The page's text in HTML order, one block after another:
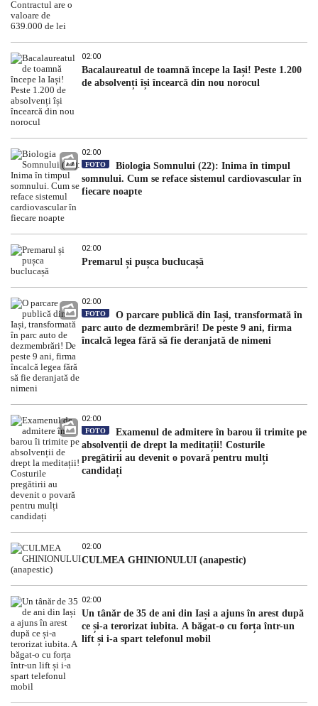
02:00
Bacalaureatul de toamnă începe la Iași! Peste 1.200
de absolvenți își încearcă din nou norocul
02:00
FOTO
Biologia Somnului (22): Inima în timpul
somnului. Cum se reface sistemul cardiovascular în
fiecare noapte
02:00
Premarul și pușca buclucașă
02:00
FOTO
O parcare publică din Iași, transformată în
parc auto de dezmembrări! De peste 9 ani, firma
încalcă legea fără să fie deranjată de nimeni
02:00
FOTO
Examenul de admitere în barou îi trimite pe
absolvenții de drept la meditații! Costurile
pregătirii au devenit o povară pentru mulți
candidați
02:00
CULMEA GHINIONULUI (anapestic)
02:00
Un tânăr de 35 de ani din Iași a ajuns în arest după
ce și-a terorizat iubita. A băgat-o cu forța într-un
lift și i-a spart telefonul mobil